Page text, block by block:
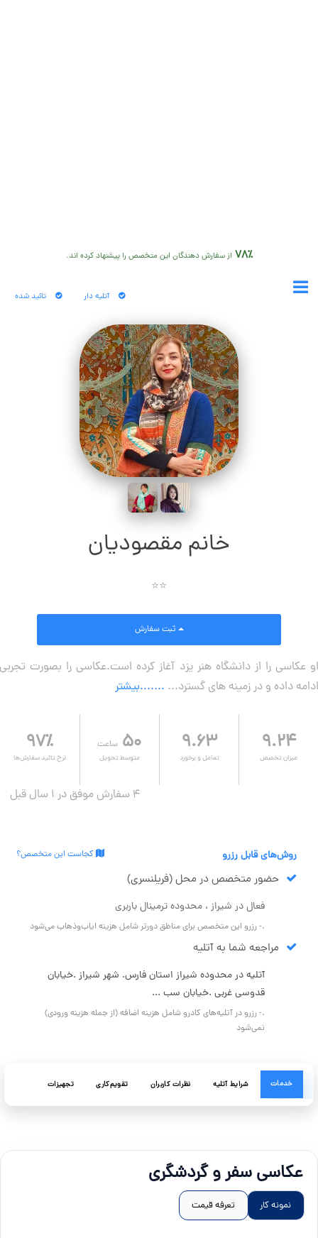
78٪ از سفارش دهندگان این متخصص را پیشنهاد کرده اند.
تائید شده آتلیه دار
خانم مقصودیان
⭐⭐
او عکاسی را از دانشگاه هنر یزد آغاز کرده است.عکاسی را بصورت تجربی
ادامه داده و در زمینه های گسترد... .......بیشتر
۹.۲۴
میزان تخصص
۹.۶۳
تعامل و برخورد
۵۰ ساعت
متوسط تحویل
۹۷٪
نرخ تائید سفارش‌ها
4 سفارش موفق در ۱ سال قبل
روش‌های قابل رزرو
حضور متخصص در محل (فریلنسری)
فعال در شیراز ، محدوده ترمینال باربری
.- رزرو این متخصص برای مناطق دورتر شامل هزینه ایاب‌وذهاب می‌شود
کجاست این متخصص؟
مراجعه شما به آتلیه
آتلیه در محدوده شیراز استان فارس. شهر شیراز .خیابان
قدوسی غربی .خیابان سب ...
.- رزرو در آتلیه‌های کادرو شامل هزینه اضافه (از جمله هزینه ورودی)
نمی‌شود
خدمات شرایط آتلیه نظرات کاربران تقویم‌کاری تجهیزات
عکاسی سفر و گردشگری
نمونه کار تعرفه قیمت